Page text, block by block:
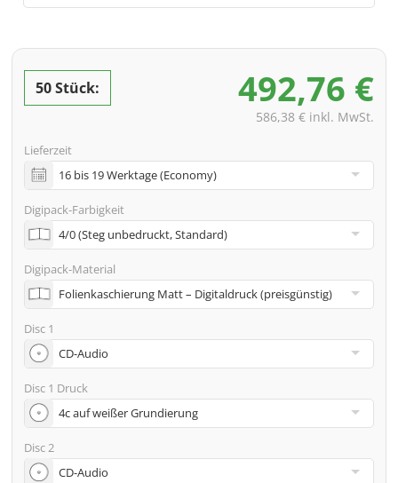
inkl. PREMIUM Datencheck (Überprüfung der Daten ink.
Screenproof bzw. PDF-Ansichtsdatei vorab zur
inkl. Glasmaster (bei Pressung) & Versand an eine
Adresse
Viele weitere Möglichkeiten wie 2. Lieferadressen,
Neutraler Versand usw. gern auf Anfrage
50 Stück: 492,76 €
586,38 € inkl. MwSt.
Lieferzeit
Digipack-Farbigkeit
Digipack-Material
Disc 1
Disc 1 Druck
Disc 2